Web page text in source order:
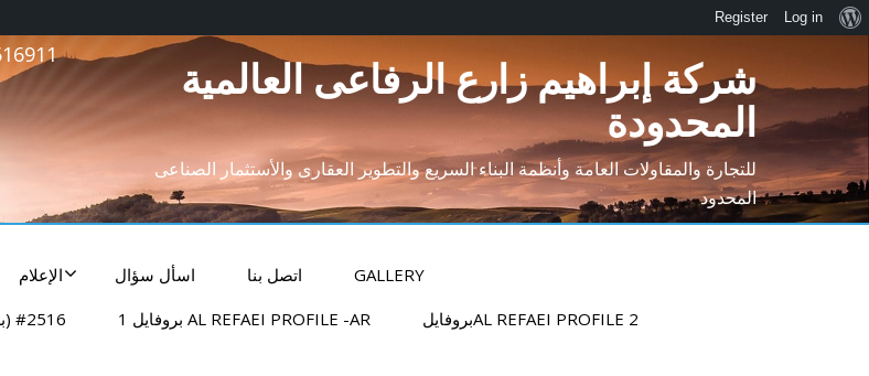
شركة إبراهيم زارع الرفاعى العالمية
المحدودة
للتجارة والمقاولات العامة وأنظمة البناء السريع والتطوير العقارى والأستثمار الصناعى
المحدود
الإعلام اسأل سؤال اتصل بنا
GALLERY
#2516 (بدون عنوان) AL REFAEI PROFILE -AR بروفايل 1
AL REFAEI PROFILE 2بروفايل
Log in
Register